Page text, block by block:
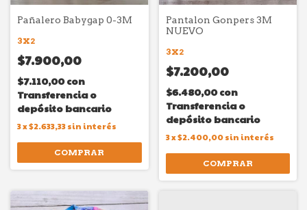
Pañalero Babygap 0-3M
3X2
$7.900,00
$7.110,00con
Transferencia o
depósito bancario
3x$2.633,33sin interés
COMPRAR
Pantalon Gonpers 3M
NUEVO
3X2
$7.200,00
$6.480,00con
Transferencia o
depósito bancario
3x$2.400,00 sin interés
COMPRAR